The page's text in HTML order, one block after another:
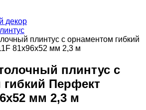
декор
плинтус с орнаментом гибкий
81х96х52 мм 2,3 м
плинтус с
Перфект
мм 2,3 м